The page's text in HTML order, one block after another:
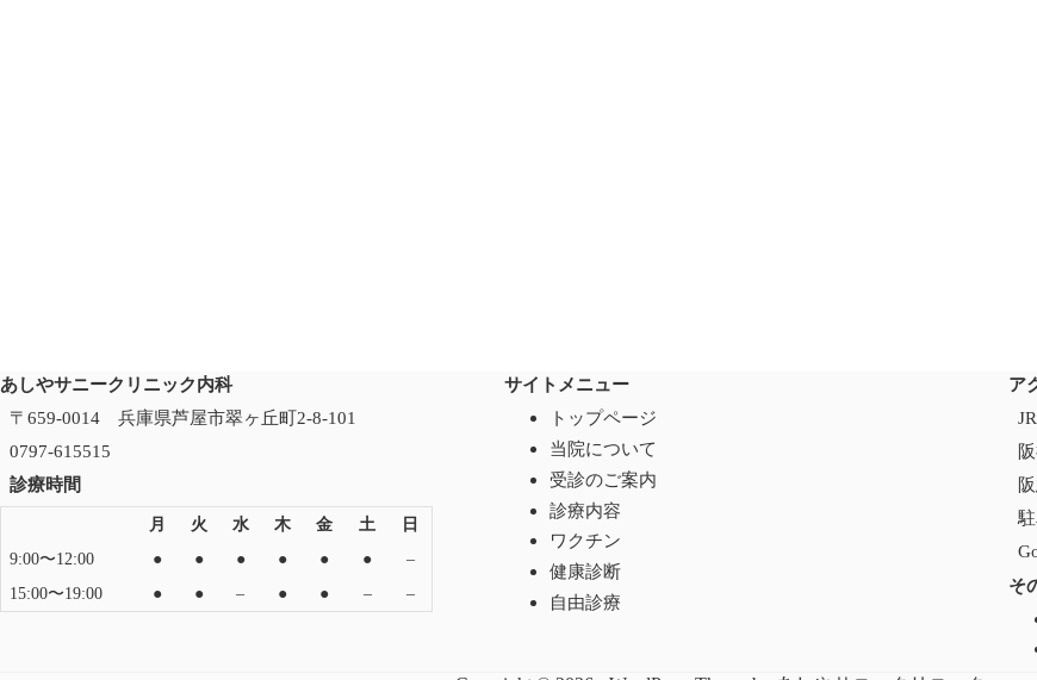
あしやサニークリニック内科
〒659-0014 兵庫県芦屋市翠ヶ丘町2-8-101
0797-615515
診療時間
月 火 水 木 金 土
日
9:00〜12:00
● ● ● ● ● ●
–
15:00〜19:00
● ● – ● ● – –
サイトメニュー
トップページ
当院について
受診のご案内
診療内容
ワクチン
健康診断
自由診療
ア
そ